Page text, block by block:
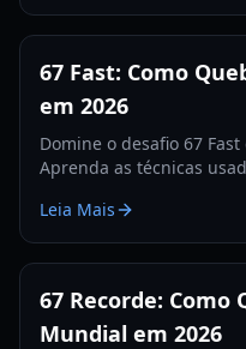
67 Fast: Como
em 2026
Domine o desafio 67
Aprenda as técnicas
classificação.
Leia Mais
67 Recorde: Como
Mundial em 2026